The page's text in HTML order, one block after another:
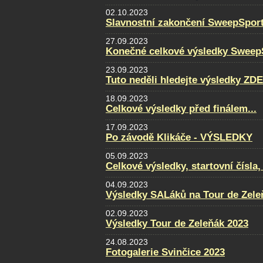
02.10.2023
Slavnostní zakončení
27.09.2023
Konečné celkové výsledky
23.09.2023
Tuto neděli hledejte výsledky
18.09.2023
Celkové výsledky před finálem...
17.09.2023
Po závodě Klikáče - VÝSLEDKY
05.09.2023
Celkové výsledky, startovní
04.09.2023
Výsledky SALáků na Tour de
02.09.2023
Výsledky Tour de Zeleňák 2023
24.08.2023
Fotogalerie Svinčice 2023